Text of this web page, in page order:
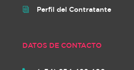
i Perfil del Contratante
DATOS DE CONTACTO